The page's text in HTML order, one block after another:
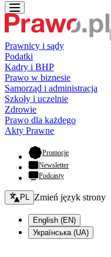
Prawnicy i sądy
Podatki
Kadry i BHP
Prawo w biznesie
Samorząd i administracja
Szkoły i uczelnie
Zdrowie
Prawo dla każdego
Akty Prawne
Promocje- otwiera się w
Newsletter
Podcasty
Zmień język - bieżący:
PL Zmień język strony
English (EN)
Українська (UA)